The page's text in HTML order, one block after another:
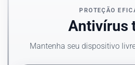
PROTEÇÃO
Antivírus
Mantenha seu dispositivo